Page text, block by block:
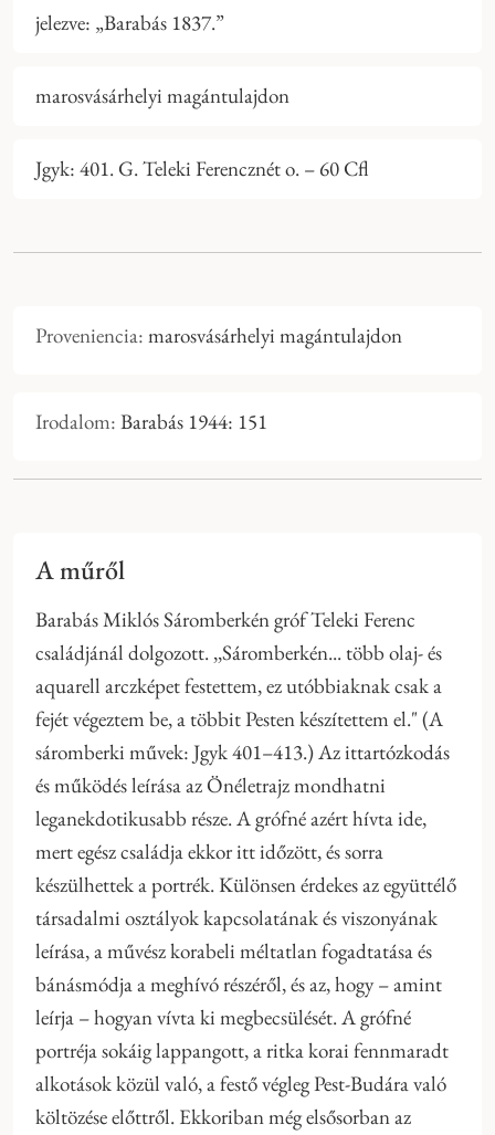
jelezve: „Barabás 1837.”
marosvásárhelyi magántulajdon
Jgyk: 401. G. Teleki Ferencznét o. – 60 Cfl
Proveniencia: marosvásárhelyi magántulajdon
Irodalom: Barabás 1944: 151
A műről
Barabás Miklós Sáromberkén gróf Teleki Ferenc
családjánál dolgozott. ,,Sáromberkén... több olaj- és
aquarell arczképet festettem, ez utóbbiaknak csak a
fejét végeztem be, a többit Pesten készítettem el." (A
sáromberki művek: Jgyk 401–413.) Az ittartózkodás
és működés leírása az Önéletrajz mondhatni
leganekdotikusabb része. A grófné azért hívta ide,
mert egész családja ekkor itt időzött, és sorra
készülhettek a portrék. Különsen érdekes az együttélő
társadalmi osztályok kapcsolatának és viszonyának
leírása, a művész korabeli méltatlan fogadtatása és
bánásmódja a meghívó részéről, és az, hogy – amint
leírja – hogyan vívta ki megbecsülését. A grófné
portréja sokáig lappangott, a ritka korai fennmaradt
alkotások közül való, a festő végleg Pest-Budára való
költözése előttről. Ekkoriban még elsősorban az